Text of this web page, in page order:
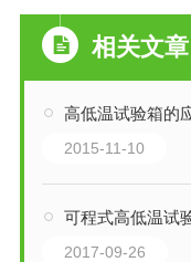
相关文章
高低温试验箱的
2015-11-10
可程式高低温试
2017-09-26